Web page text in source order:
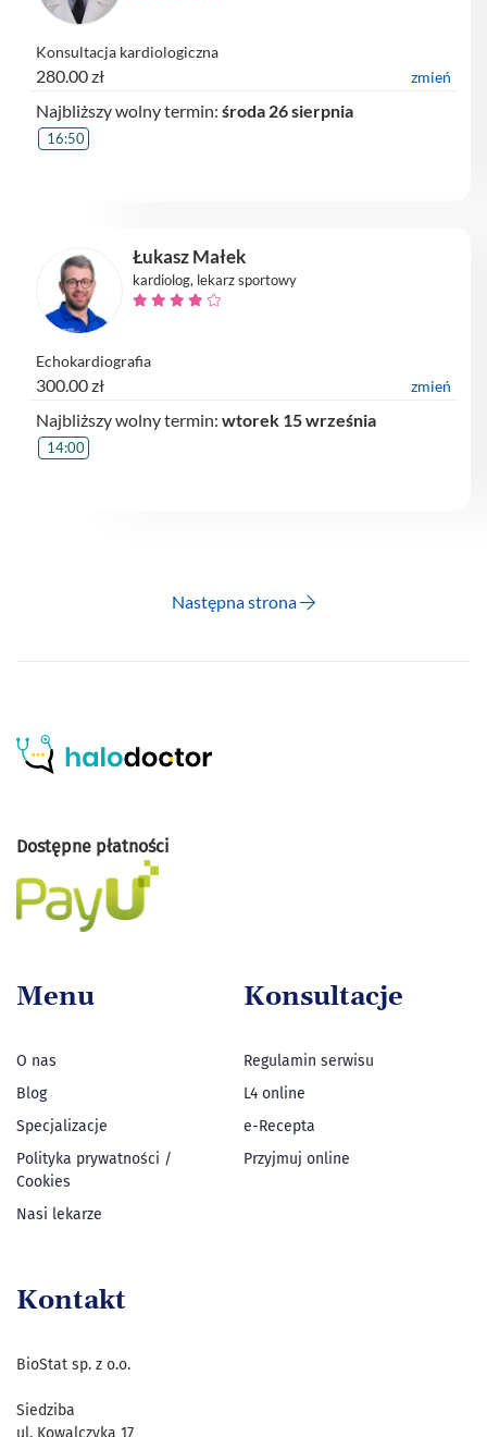
Konsultacja kardiologiczna
280.00 zł zmień
Najbliższy wolny termin: środa 26 sierpnia
16:50
Łukasz Małek
kardiolog, lekarz sportowy
Echokardiografia
300.00 zł zmień
Najbliższy wolny termin: wtorek 15 września
14:00
Następna strona
Dostępne płatności
Menu
O nas
Blog
Specjalizacje
Polityka prywatności /
Cookies
Nasi lekarze
Konsultacje
Regulamin serwisu
L4 online
e-Recepta
Przyjmuj online
Kontakt
BioStat sp. z o.o.
Siedziba
ul. Kowalczyka 17